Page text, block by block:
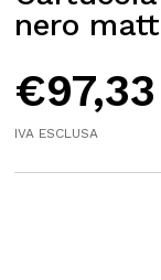
nero
€97,33
IVA ESCLUSA